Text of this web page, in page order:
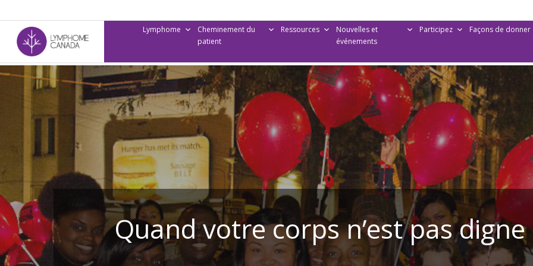
to
main
content
Lymphome
Cheminement du
patient
Ressources
Nouvelles et
événements
Participez Façons de donner
Quand votre corps n’est pas